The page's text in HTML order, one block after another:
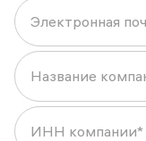
Электронная
Название
ИНН компании*